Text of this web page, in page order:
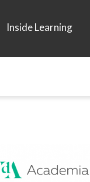
Inside Learning